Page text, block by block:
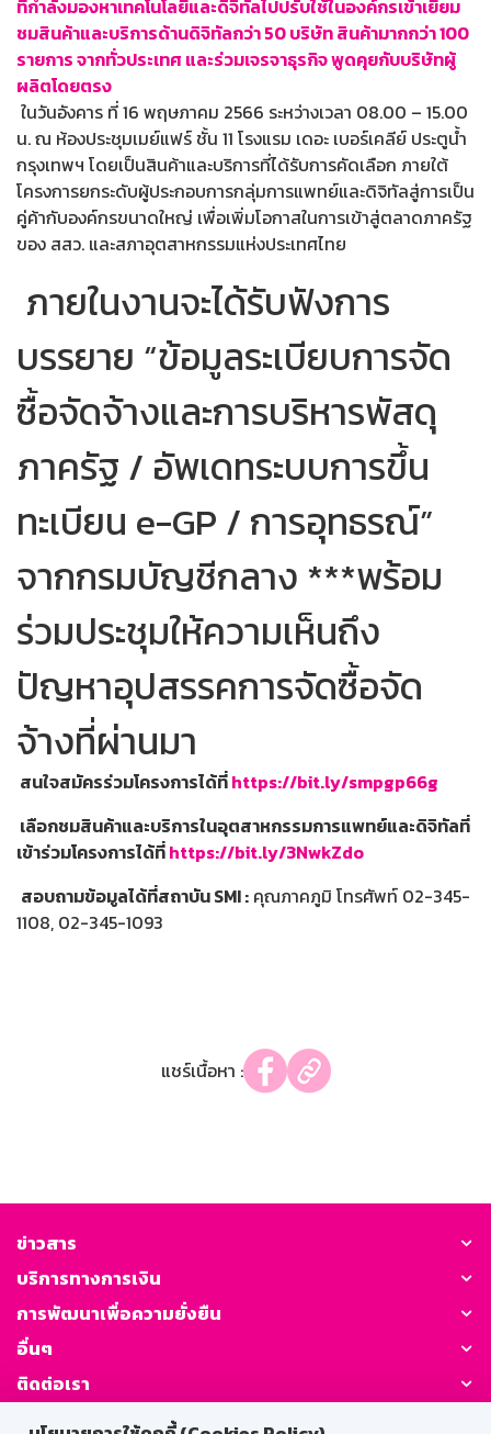
ที่กำลังมองหาเทคโนโลยีและดิจิทัลไปปรับใช้ในองค์กรเข้าเยี่ยม
ชมสินค้าและบริการด้านดิจิทัลกว่า 50 บริษัท สินค้ามากกว่า 100
รายการ จากทั่วประเทศ และร่วมเจรจาธุรกิจ พูดคุยกับบริษัทผู้
ผลิตโดยตรง
ในวันอังคาร ที่ 16 พฤษภาคม 2566 ระหว่างเวลา 08.00 – 15.00
น. ณ ห้องประชุมเมย์แฟร์ ชั้น 11 โรงแรม เดอะ เบอร์เคลีย์ ประตูน้ำ
กรุงเทพฯ โดยเป็นสินค้าและบริการที่ได้รับการคัดเลือก ภายใต้
โครงการยกระดับผู้ประกอบการกลุ่มการแพทย์และดิจิทัลสู่การเป็น
คู่ค้ากับองค์กรขนาดใหญ่ เพื่อเพิ่มโอกาสในการเข้าสู่ตลาดภาครัฐ
ของ สสว. และสภาอุตสาหกรรมแห่งประเทศไทย
ภายในงานจะได้รับฟังการ
บรรยาย “ข้อมูลระเบียบการจัด
ซื้อจัดจ้างและการบริหารพัสดุ
ภาครัฐ / อัพเดทระบบการขึ้น
ทะเบียน e-GP / การอุทธรณ์”
จากกรมบัญชีกลาง ***พร้อม
ร่วมประชุมให้ความเห็นถึง
ปัญหาอุปสรรคการจัดซื้อจัด
จ้างที่ผ่านมา
สนใจสมัครร่วมโครงการได้ที่https://bit.ly/smpgp66g
เลือกชมสินค้าและบริการในอุตสาหกรรมการแพทย์และดิจิทัลที่
เข้าร่วมโครงการได้ที่https://bit.ly/3NwkZdo
สอบถามข้อมูลได้ที่สถาบัน SMI : คุณภาคภูมิ โทรศัพท์ 02-345-
1108, 02-345-1093
แชร์เนื้อหา :
ข่าวสาร
บริการทางการเงิน
การพัฒนาเพื่อความยั่งยืน
อื่นๆ
ติดต่อเรา